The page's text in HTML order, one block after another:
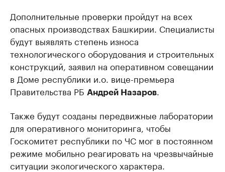
Дополнительные проверки пройдут на всех
опасных производствах Башкирии. Специалисты
будут выявлять степень износа
технологического оборудования и строительных
конструкций, заявил на оперативном совещании
в Доме республики и.о. вице-премьера
Правительства РБ Андрей Назаров
Также будут созданы передвижные лаборатории
для оперативного мониторинга, чтобы
Госкомитет республики по ЧС мог в постоянном
режиме мобильно реагировать на чрезвычайные
ситуации экологического характера.